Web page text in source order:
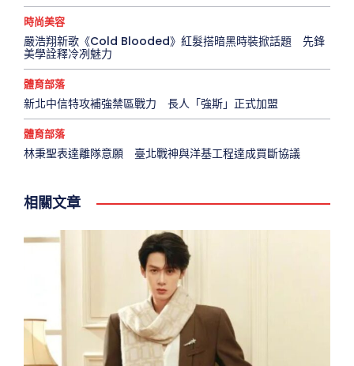
時尚美容
嚴浩翔新歌《Cold Blooded》紅髮搭暗黑時裝掀話題 先鋒
美學詮釋冷冽魅力
體育部落
新北中信特攻補強禁區戰力 長人「強斯」正式加盟
體育部落
林秉聖表達離隊意願 臺北戰神與洋基工程達成買斷協議
相關文章